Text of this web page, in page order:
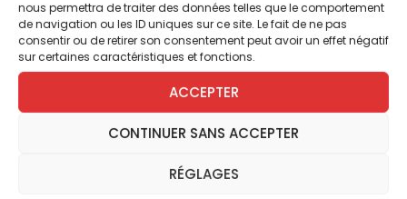
nous permettra de traiter des données telles que le comportement
de navigation ou les ID uniques sur ce site. Le fait de ne pas
consentir ou de retirer son consentement peut avoir un effet négatif
sur certaines caractéristiques et fonctions.
ACCEPTER
CONTINUER SANS ACCEPTER
RÉGLAGES
Boîte à livres (3/4) : Les grands livres sont
des pédagogues du Paradis
Mayalen de Vergnette|25 juin 2026
été » | En quelques années, les boîtes à livres